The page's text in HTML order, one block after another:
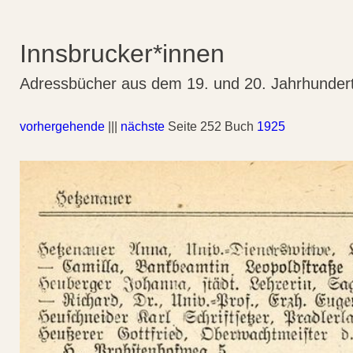
Innsbrucker*innen
Adressbücher aus dem 19. und 20.
vorhergehende nächste Seite 252 Buch 1925